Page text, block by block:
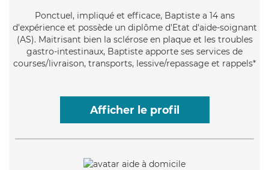
Ponctuel, impliqué et efficace, Baptiste a 14 ans
d'expérience et possède un diplôme d'Etat d'aide-soignant
(AS). Maitrisant bien la sclérose en plaque et les troubles
gastro-intestinaux, Baptiste apporte ses services de
courses/livraison, transports, lessive/repassage et rappels*
Afficher le profil